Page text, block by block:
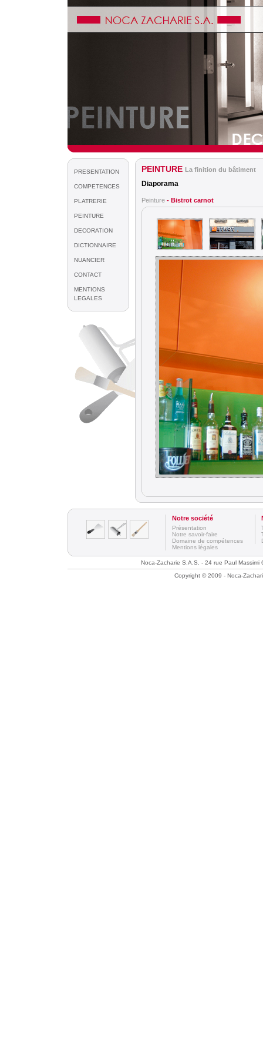
PRESENTATION
COMPETENCES
PLATRERIE
PEINTURE
DECORATION
DICTIONNAIRE
NUANCIER
CONTACT
MENTIONS
LEGALES
PEINTURE La finition du bâtiment
Diaporama
Peinture - Bistrot carnot
Notre société
Présentation
Notre savoir-faire
Domaine de compétences
Mentions légales
Noca-Zacharie S.A.S. - 24 rue Paul
Copyright © 2009 - Noca-